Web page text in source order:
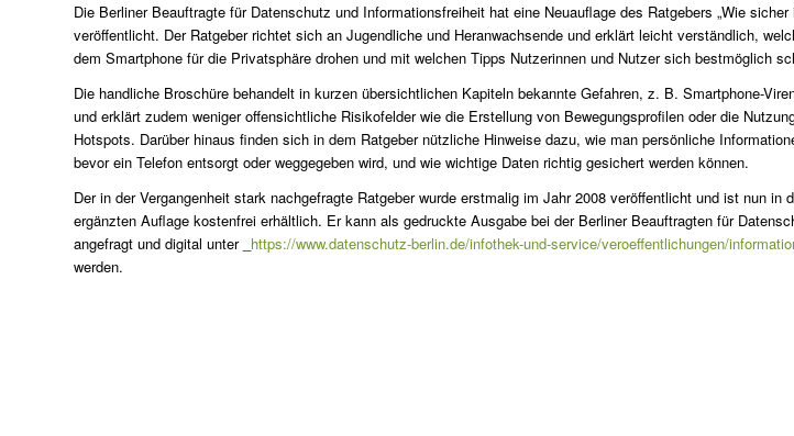
Die Berliner Beauftragte für Datenschutz und Informationsfreiheit hat eine Neuauflage des Ratgebers „Wie sicher
veröffentlicht. Der Ratgeber richtet sich an Jugendliche und Heranwachsende und erklärt leicht verständlich,
dem Smartphone für die Privatsphäre drohen und mit welchen Tipps Nutzerinnen und Nutzer sich bestmöglich
Die handliche Broschüre behandelt in kurzen übersichtlichen Kapiteln bekannte Gefahren, z. B. Smartphone-
und erklärt zudem weniger offensichtliche Risikofelder wie die Erstellung von Bewegungsprofilen oder die
Hotspots. Darüber hinaus finden sich in dem Ratgeber nützliche Hinweise dazu, wie man persönliche
bevor ein Telefon entsorgt oder weggegeben wird, und wie wichtige Daten richtig gesichert werden können.
Der in der Vergangenheit stark nachgefragte Ratgeber wurde erstmalig im Jahr 2008 veröffentlicht und ist nun in
ergänzten Auflage kostenfrei erhältlich. Er kann als gedruckte Ausgabe bei der Berliner Beauftragten für
angefragt und digital unter _ https://www.datenschutz-berlin.de/infothek-und-service/veroeffentlichungen/
werden.